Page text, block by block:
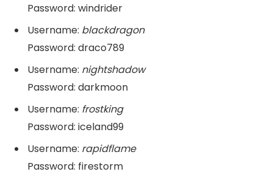
Password: windrider
Username: blackdragon
Password: draco789
Username: nightshadow
Password: darkmoon
Username: frostking
Password: iceland99
Username: rapidflame
Password: firestorm